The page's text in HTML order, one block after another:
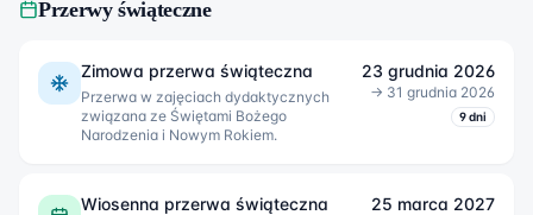
Przerwy świąteczne
Zimowa przerwa świąteczna
Przerwa w zajęciach dydaktycznych
związana ze Świętami Bożego
Narodzenia i Nowym Rokiem.
23 grudnia 2026
→ 31 grudnia 2026
9dni
Wiosenna przerwa świąteczna 25 marca 2027